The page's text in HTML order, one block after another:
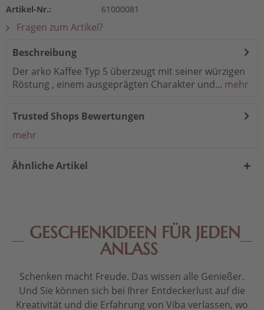
Artikel-Nr.: 61000081
Fragen zum Artikel?
Beschreibung
Der arko Kaffee Typ 5 überzeugt mit seiner würzigen
Röstung , einem ausgeprägten Charakter und... mehr
Trusted Shops Bewertungen
mehr
Ähnliche Artikel
GESCHENKIDEEN FÜR JEDEN
ANLASS
Schenken macht Freude. Das wissen alle Genießer.
Und Sie können sich bei Ihrer Entdeckerlust auf die
Kreativität und die Erfahrung von Viba verlassen, wo